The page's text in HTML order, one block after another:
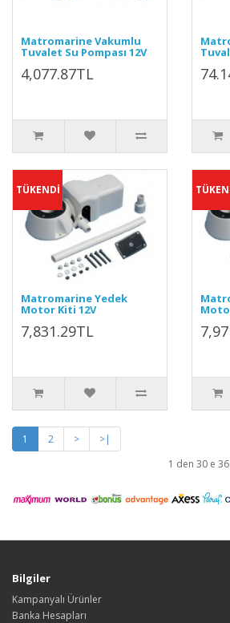
Matromarine Vakumlu
Tuvalet Su Pompası 12V
4,077.87TL
TÜKENDİ
Matromarine Yedek
Motor Kiti 12V
7,831.29TL
1 2 >
>|
1 den 30 e
Bilgiler
Kampanyalı Ürünler
Banka Hesapları